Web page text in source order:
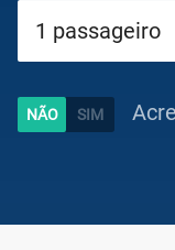
Circuitos
Caraíbas